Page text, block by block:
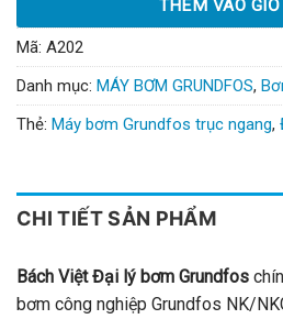
THÊM VÀO
Mã: A202
Danh mục: MÁY BƠM GRUNDFOS,
Thẻ: Máy bơm Grundfos trục ngang,
CHI TIẾT SẢN PHẨM
Bách Việt Đại lý bơm Grundfos
bơm công nghiệp Grundfos NK/